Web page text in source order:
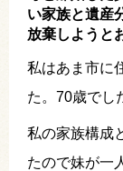
い家族と遺産
放棄しようと
私はあま市に
た。70歳でし
私の家族構成
たので妹が一